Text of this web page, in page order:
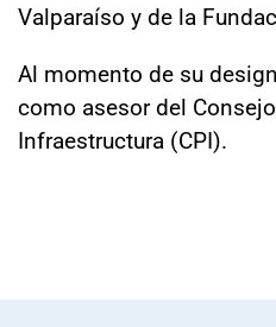
Valparaíso y de la
Al momento de su
como asesor del
Infraestructura (CPI).